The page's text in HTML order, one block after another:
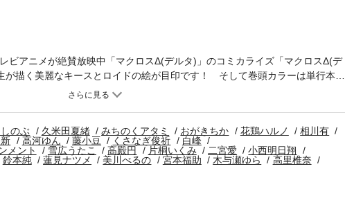
ビアニメが絶賛放映中「マクロスΔ(デルタ)」のコミカライズ「マクロスΔ(デ
描く美麗なキースとロイドの絵が目印です！ そして巻頭カラーは単行本第
ル」！ テレビアニメ化も決まった「腐男子高校生活」の出張版も掲載!!
セルテルの竜術士～子竜物語～」(石動あゆま)/「赤ずきんちゃんは狼さんを泣
(高河ゆん)/「マクロスΔ(デルタ) 黒き翼の白騎士」(藤小豆)/「少年進化論†」(く
リア 導きの刻」(白峰 原作：バンダイナムコエンターテインメント)/「魔界王
：高殿円)/「ヒトキリシェアハウス」(片桐いくみ 原作：二宮愛)/「春の呪
画：黒野ユウ 原作：宇佐義大)/「バトラビッツ」(雨市)/「神檻」(鈴本純)/
のぶ 久米田夏緒 みちのくアタミ おがきちか 花鶏ハルノ
相川有
高河ゆん 藤小豆 くさなぎ俊祈
白峰
メント
雪広うたこ 高殿円 片桐いくみ 二宮愛
小西明日翔
鈴本純 蓮見ナツメ 美川べるの 宮本福助 木与瀬ゆら
高里椎奈